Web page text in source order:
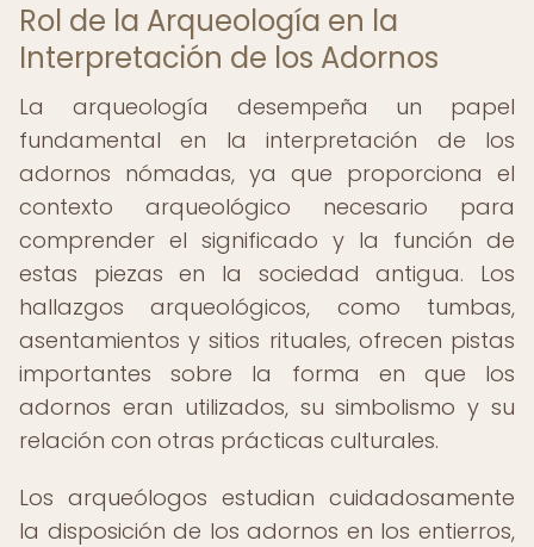
Rol de la Arqueología en la
Interpretación de los Adornos
La arqueología desempeña un papel
fundamental en la interpretación de los
adornos nómadas, ya que proporciona el
contexto arqueológico necesario para
comprender el significado y la función de
estas piezas en la sociedad antigua. Los
hallazgos arqueológicos, como tumbas,
asentamientos y sitios rituales, ofrecen pistas
importantes sobre la forma en que los
adornos eran utilizados, su simbolismo y su
relación con otras prácticas culturales.
Los arqueólogos estudian cuidadosamente
la disposición de los adornos en los entierros,